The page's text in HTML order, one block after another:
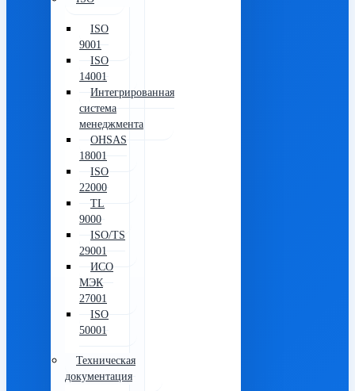
ISO
9001
ISO
14001
Интегрированная
система
менеджмента
OHSAS
18001
ISO
22000
TL
9000
ISO/TS
29001
ИСО
МЭК
27001
ISO
50001
Техническая
документация